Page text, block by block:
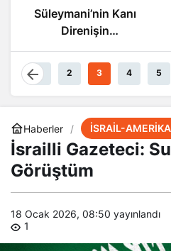
Süleymani’nin Kanı
Direnişin
Damarlarında
Akıyor
1 2 3 4 5
Haberler İSRAİL-
İsrailli Gazeteci:
Görüştüm
18 Ocak 2026, 08:50 yayınlandı
1